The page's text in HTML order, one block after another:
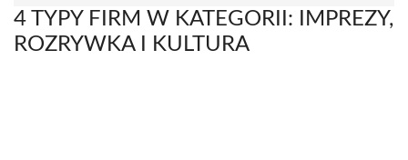
4 TYPY FIRM W KATEGORII: IMPREZY,
ROZRYWKA I KULTURA